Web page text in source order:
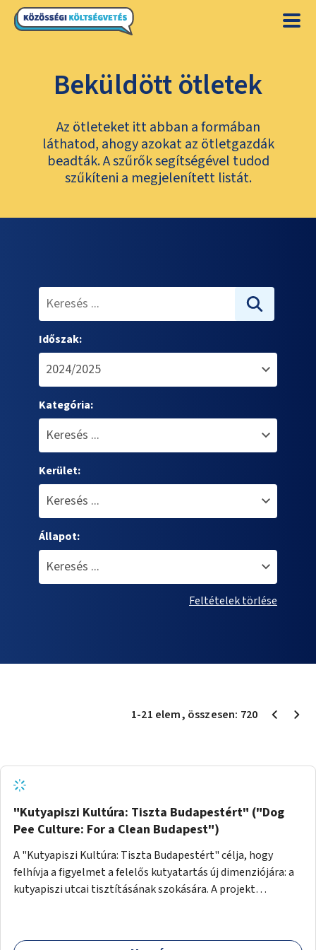
Beküldött ötletek
Az ötleteket itt abban a formában
láthatod, ahogy azokat az ötletgazdák
beadták. A szűrők segítségével tudod
szűkíteni a megjelenített listát.
Időszak:
Kategória:
Kerület:
Állapot:
Feltételek törlése
1-21 elem, összesen: 720
"Kutyapiszi Kultúra: Tiszta Budapestért" ("Dog
Pee Culture: For a Clean Budapest")
A "Kutyapiszi Kultúra: Tiszta Budapestért" célja, hogy
felhívja a figyelmet a felelős kutyatartás új dimenziójára: a
kutyapiszi utcai tisztításának szokására. A projekt
palack vízzel öblítsék le azt, ezzel hozzájárulva a tiszta,